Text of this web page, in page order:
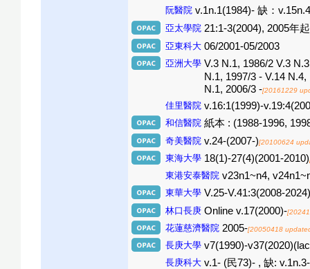
阮醫院 v.1n.1(1984)- 缺：
亞太學院 21:1-3(2004), 2005年
亞東科大 06/2001-05/2003
亞洲大學 V.3 N.1, 1986/2 V.3
N.1, 1997/3 - V.14
N.1, 2006/3 -[20161229
佳里醫院 v.16:1(1999)-
和信醫院 紙本 : (1988-1996,
奇美醫院 v.24-(2007-)[20100624
東海大學 18(1)-27(4)(2001-2010)
東港安泰醫院 v23n1~n4,
東華大學 V.25-V.41:3(2008-
林口長庚 Online v.17(2000)-
花蓮慈濟醫院 2005-[20050418
長庚大學 v7(1990)-
長庚科大 v.1- (民73)- , 缺: